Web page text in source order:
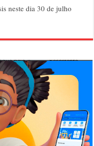
neste dia 30 de julho